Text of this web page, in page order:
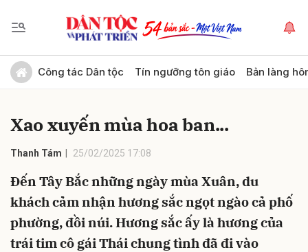
Công tác Dân tộc Tín ngưỡng tôn giáo Bản làng
Xao xuyến mùa hoa ban...
Thanh Tám 25/02/2025 17:08
Đến Tây Bắc những ngày mùa Xuân, du
khách cảm nhận hương sắc ngọt ngào cả phố
phường, đồi núi. Hương sắc ấy là hương của
trái tim cô gái Thái chung tình đã đi vào
Gửi bình luận
Hủy Gửi